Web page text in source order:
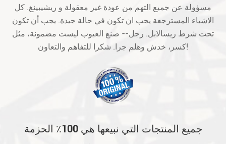
مسؤولة عن جميع التهم من عودة غير معقولة و ريشيبينغ. كل
الاشياء المسترجعة يجب ان تكون في حالة جيدة. يجب أن تكون
تحت شرط ريسالابل. رجل-- صنع العيوب ليست مضمونة، مثل
كسر، خدش وهلم جرا. شكرا للتفاهم والتعاون!
جميع المنتجات التي نبيعها هي 100٪ الحزمة